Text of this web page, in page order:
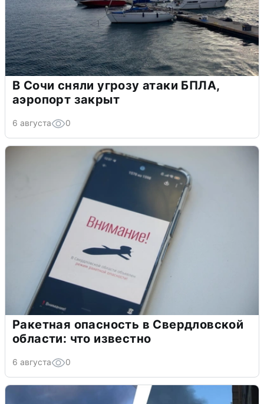
В Сочи сняли угрозу атаки БПЛА,
аэропорт закрыт
6 августа 0
Ракетная опасность в Свердловской
области: что известно
6 августа 0